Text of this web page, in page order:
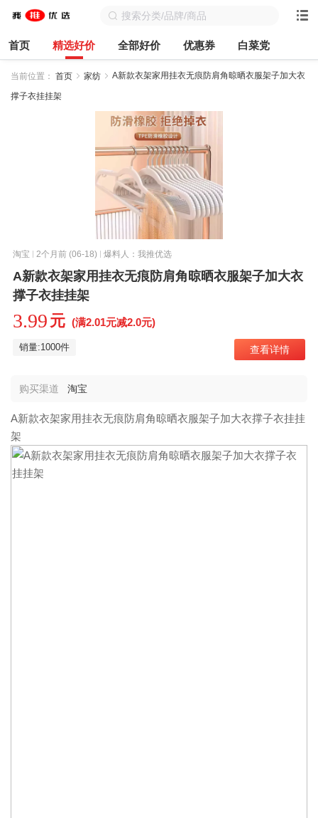
首页 精选好价 全部好价 优惠券 白菜党
当前位置： 首页 家纺 A新款衣架家用挂衣无痕防肩角晾晒衣服架子加大衣
撑子衣挂挂架
淘宝 2个月前 (06-18) 爆料人：我推优选
A新款衣架家用挂衣无痕防肩角晾晒衣服架子加大衣
撑子衣挂挂架
3.99 元 (满2.01元减2.0元)
销量:1000件 查看详情
购买渠道 淘宝
A新款衣架家用挂衣无痕防肩角晾晒衣服架子加大衣撑子衣挂挂
架